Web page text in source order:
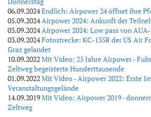
06.09.2024Endlich: Airpower 24 öffnet ihre
05.09.2024Airpower 2024: Ankunft der
03.09.2024Airpower 2024: Low pass von
03.09.2024Fotostrecke: KC-135R der US Air
Graz gelandet
10.09.2022Mit Video: 25 Jahre Airpower -
Zeltweg begeisterte Hunderttausende
01.09.2022Mit Video - Airpower 2022: Erste
Veranstaltungsgelände
14.09.2019Mit Video: Airpower 2019 -
Zeltweg